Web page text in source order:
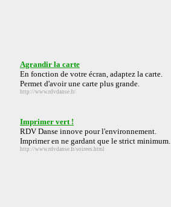
Agrandir la carte
En fonction de votre écran, adaptez la carte.
Permet d'avoir une carte plus grande.
http://www.rdvdanse.fr/
Imprimer vert !
RDV Danse innove pour l'environnement.
Imprimer en ne gardant que le strict minimum.
http://www.rdvdanse.fr/soirees.html